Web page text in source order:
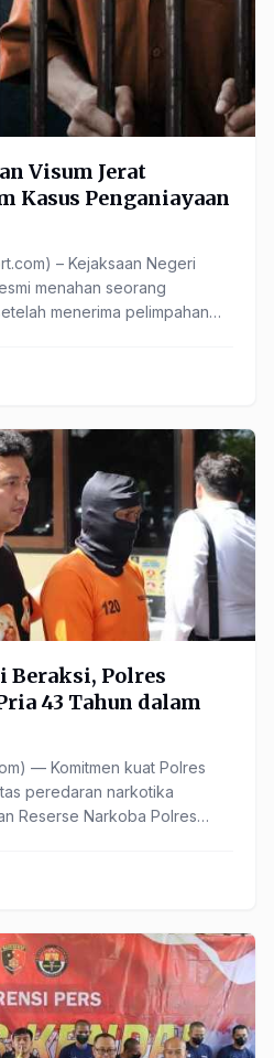
Visum Jerat
Kasus Penganiayaan
– Kejaksaan Negeri
menahan seorang
menerima pelimpahan
Beraksi, Polres
43 Tahun dalam
— Komitmen kuat Polres
peredaran narkotika
Reserse Narkoba Polres